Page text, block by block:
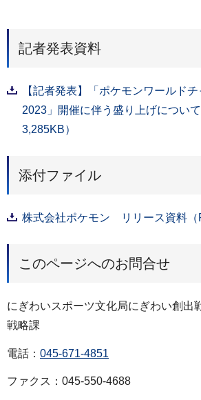
記者発表資料
【記者発表】「ポケモンワールド
2023」開催に伴う盛り上げについて
3,285KB）
添付ファイル
株式会社ポケモン リリース資料（
このページへのお問合せ
にぎわいスポーツ文化局にぎわい創出
戦略課
電話： 045-671-4851
ファクス：045-550-4688